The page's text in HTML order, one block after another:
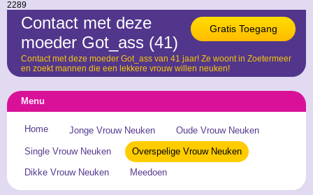
2289
Gratis Toegang
Contact met deze
moeder Got_ass (41)
Contact met deze moeder Got_ass van 41 jaar! Ze woont in Zoetermeer
en zoekt mannen die een lekkere vrouw willen neuken!
Menu
Home Jonge Vrouw Neuken
Oude Vrouw Neuken
Single Vrouw Neuken
Overspelige Vrouw Neuken
Dikke Vrouw Neuken
Meedoen